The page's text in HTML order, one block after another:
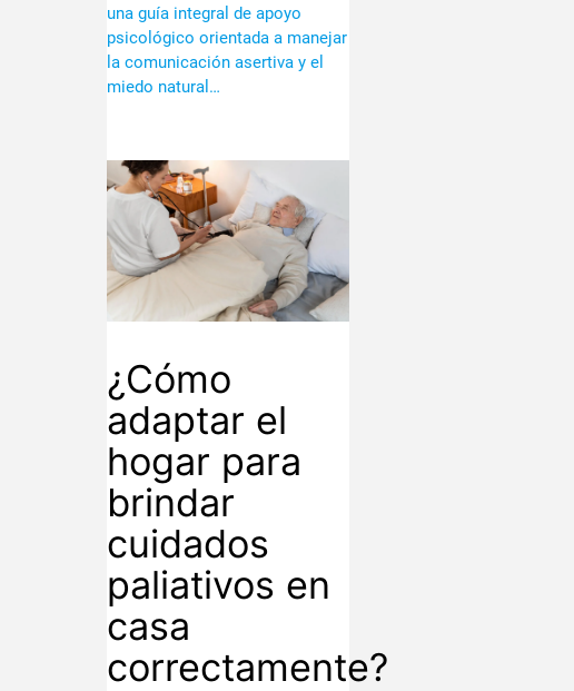
una guía integral de apoyo
psicológico orientada a manejar
la comunicación asertiva y el
miedo natural…
¿Cómo
adaptar el
hogar para
brindar
cuidados
paliativos en
casa
correctamente?